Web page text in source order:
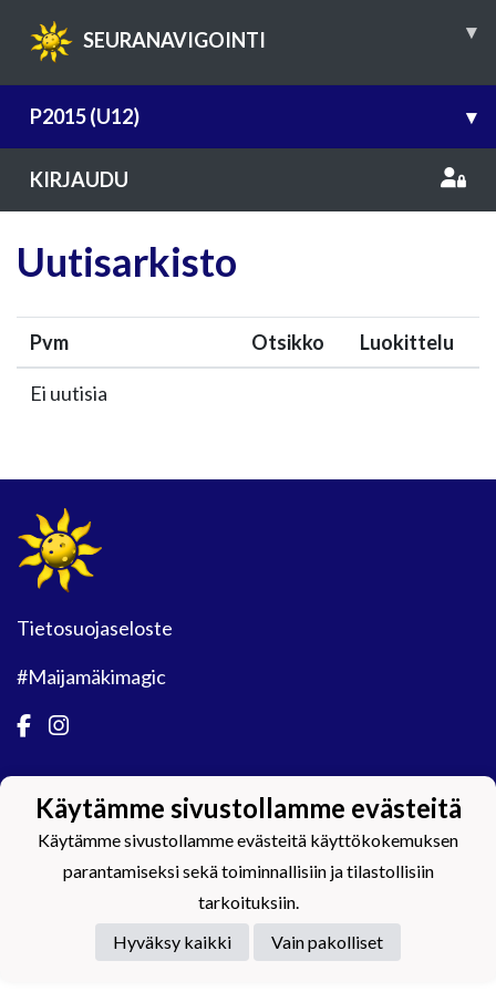
SEURANAVIGOINTI ▾
P2015 (U12) ▾
KIRJAUDU
Uutisarkisto
Pvm Otsikko Luokittelu
Ei uutisia
Tietosuojaseloste
#Maijamäkimagic
Powered by
Käytämme sivustollamme evästeitä
Käytämme sivustollamme evästeitä käyttökokemuksen
parantamiseksi sekä toiminnallisiin ja tilastollisiin
tarkoituksiin.
Hyväksy kaikki
Vain pakolliset